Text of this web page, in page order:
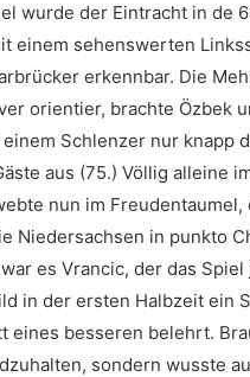
wurde der Eintracht in de
einem sehenswerten
erkennbar. Die
orientier, brachte Özbek
Schlenzer nur knapp
aus (75.) Völlig alleine
nun im
Niedersachsen in punkto
es Vrancic, der das
in der ersten Halbzeit ein
eines besseren belehrt.
sondern wusste